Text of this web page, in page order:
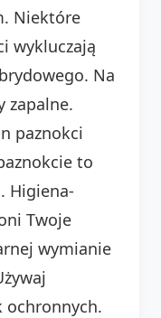
Niektóre
wykluczają
Na
zapalne.
paznokci
to
Higiena-
Twoje
wymianie
ochronnych.